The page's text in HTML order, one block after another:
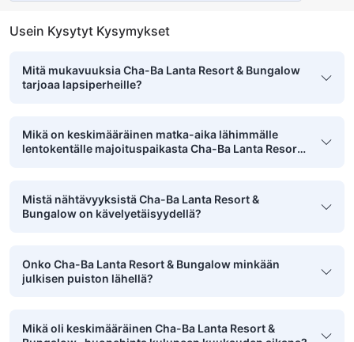
Usein Kysytyt Kysymykset
Mitä mukavuuksia Cha-Ba Lanta Resort & Bungalow
tarjoaa lapsiperheille?
Mikä on keskimääräinen matka-aika lähimmälle
lentokentälle majoituspaikasta Cha-Ba Lanta Resort
Mistä nähtävyyksistä Cha-Ba Lanta Resort &
Bungalow on kävelyetäisyydellä?
Onko Cha-Ba Lanta Resort & Bungalow minkään
julkisen puiston lähellä?
Mikä oli keskimääräinen Cha-Ba Lanta Resort &